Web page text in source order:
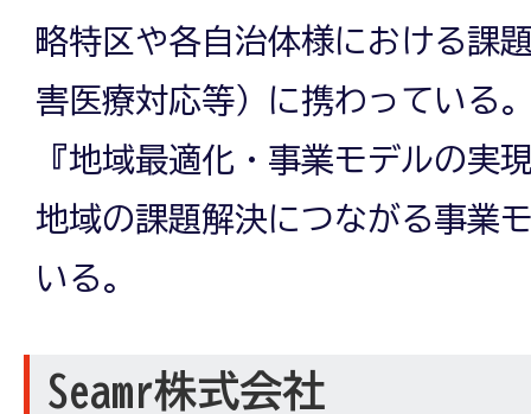
略特区や各自治体様における課
害医療対応等）に携わっている
『地域最適化・事業モデルの実
地域の課題解決につながる事業
いる。
Seamr株式会社